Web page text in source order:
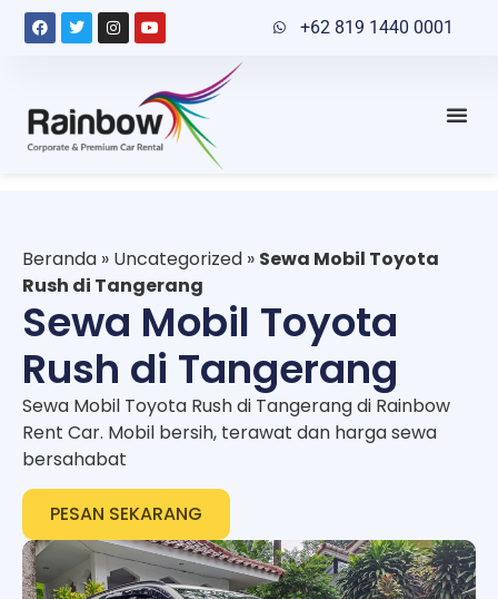
+62 819 1440 0001
Beranda » Uncategorized » Sewa Mobil Toyota
Rush di Tangerang
Sewa Mobil Toyota
Rush di Tangerang
Sewa Mobil Toyota Rush di Tangerang di Rainbow
Rent Car. Mobil bersih, terawat dan harga sewa
bersahabat
PESAN SEKARANG